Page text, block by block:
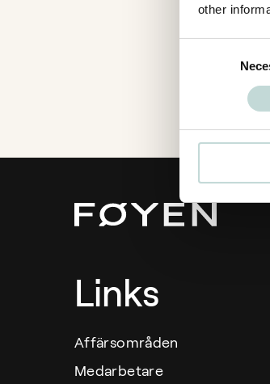
other
Links
Affärsområden
Medarbetare